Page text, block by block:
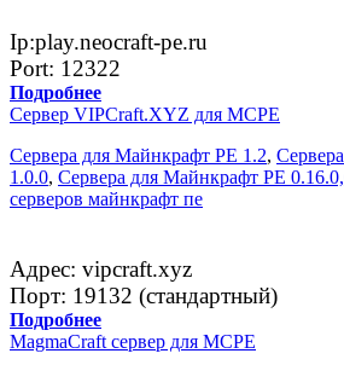
Ip:play.neocraft-pe.ru
Port: 12322
Подробнее
Сервер VIPCraft.XYZ для MCPE
Сервера для Майнкрафт PE 1.2,
1.0.0, Сервера для Майнкрафт PE
серверов майнкрафт пе
Адрес: vipcraft.xyz
Порт: 19132 (стандартный)
Подробнее
MagmaCraft сервер для MCPE